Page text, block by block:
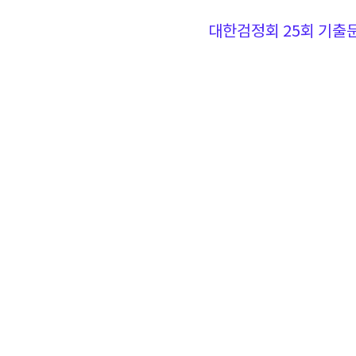
대한검정회 25회 기출